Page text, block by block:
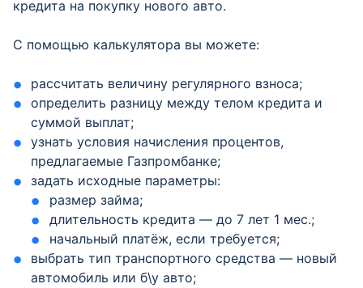
кредита на покупку нового авто.
С помощью калькулятора вы можете:
рассчитать величину регулярного взноса;
определить разницу между телом кредита и
суммой выплат;
узнать условия начисления процентов,
предлагаемые Газпромбанке;
задать исходные параметры:
размер займа;
длительность кредита — до 7 лет 1 мес.;
начальный платёж, если требуется;
выбрать тип транспортного средства — новый
автомобиль или б\у авто;